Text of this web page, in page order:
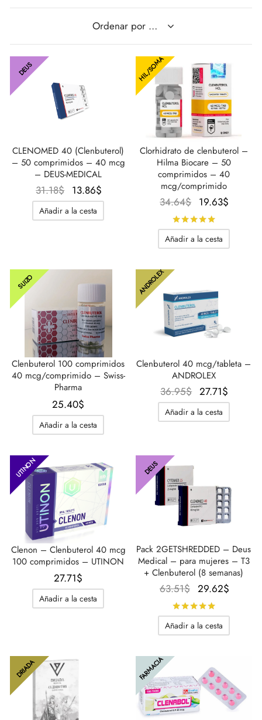
DEUS
CLENOMED 40 (Clenbuterol)
– 50 comprimidos – 40 mcg
– DEUS-MEDICAL
31.18$
El
precio
original
13.86$
Añadir a la cesta
HIL/SOMA
Clorhidrato de clenbuterol –
Hilma Biocare – 50
comprimidos – 40
mcg/comprimido
34.64$
El
precio
original
era:
19.63$
Añadir a la cesta
SUIZO
Clenbuterol 100 comprimidos
40 mcg/comprimido – Swiss-
Pharma
25.40$
Añadir a la cesta
ANDROLEX
Clenbuterol 40 mcg/tableta –
ANDROLEX
36.95$
El
precio
original
27.71$
Añadir a la cesta
UTINON
Clenon – Clenbuterol 40 mcg
100 comprimidos – UTINON
27.71$
Añadir a la cesta
DEUS
Pack 2GETSHREDDED – Deus
Medical – para mujeres – T3
+ Clenbuterol (8 semanas)
63.51$
El
precio
original
era:
29.62$
Añadir a la cesta
DRIADA FARMACIA
/ GENETIC 🇪🇺
🇪🇺
/ PHARMACOM INT. 🌍
Inyectable (estanozolol)
De Estenbolona
(estanozolol) Oral
(Mounjaro)
GnRH